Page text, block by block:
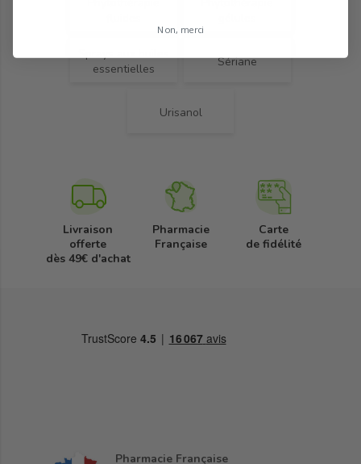
Sprays aux huiles
essentielles
Sériane
Urisanol
Livraison
offerte
dès 49€ d'achat
Pharmacie
Française
Carte
de fidélité
Pharmacie Française
Non, merci